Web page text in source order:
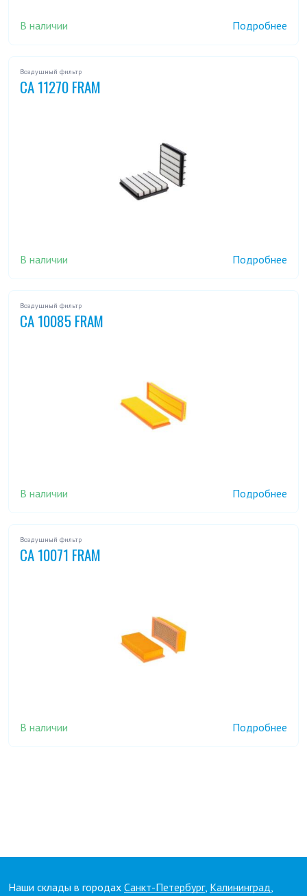
В наличии Подробнее
Воздушный фильтр
CA 11270 FRAM
В наличии Подробнее
Воздушный фильтр
CA 10085 FRAM
В наличии Подробнее
Воздушный фильтр
CA 10071 FRAM
В наличии Подробнее
Наши склады в городах Санкт-Петербург, Калининград,